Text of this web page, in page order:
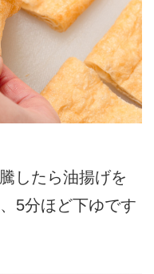
したら油揚げを
5分ほど下ゆです